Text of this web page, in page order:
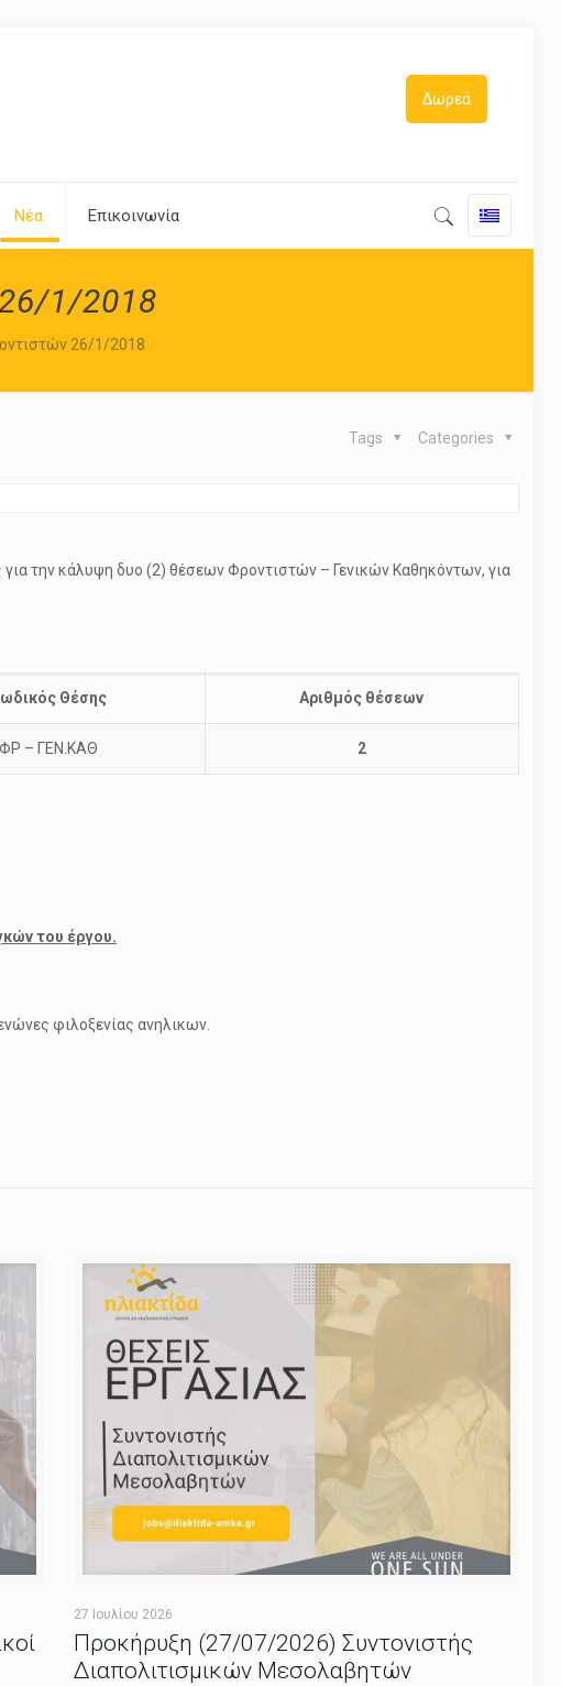
Νέα Επικοινωνία
Δωρεά
1/2018
26/1/2018
Categories
Tags
την κάλυψη δυο (2) θέσεων Φροντιστών – Γενικών Καθηκόντων, για
Θέσης Αριθμός θέσεων
ΦΡ – ΓΕΝ.ΚΑΘ 2
του έργου.
φιλοξενίας ανηλικων.
27 Ιουλίου 2026
Προκήρυξη (27/07/2026) Συντονιστής
Διαπολιτισμικών Μεσολαβητών